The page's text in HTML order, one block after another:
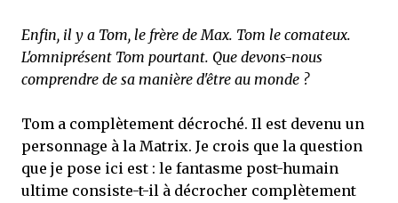
Enfin, il y a Tom, le frère de Max. Tom le comateux.
L'omniprésent Tom pourtant. Que devons-nous
comprendre de sa manière d'être au monde ?
Tom a complètement décroché. Il est devenu un
personnage à la Matrix. Je crois que la question
que je pose ici est : le fantasme post-humain
ultime consiste-t-il à décrocher complètement